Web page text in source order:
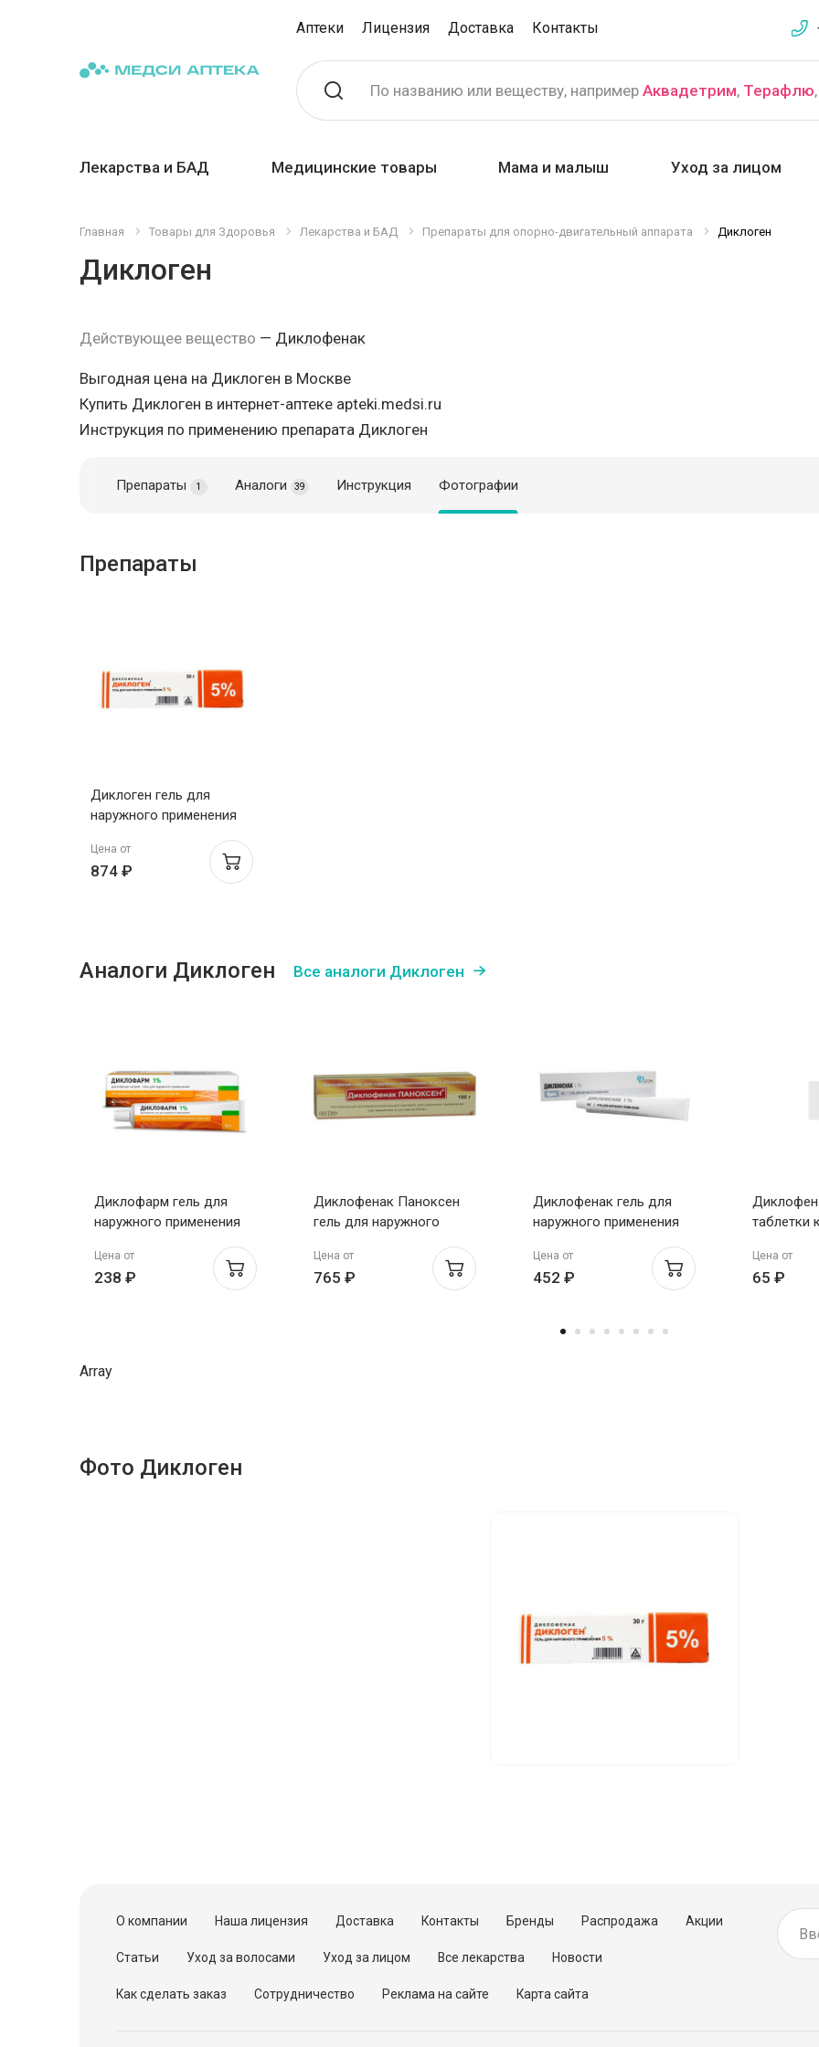
Аптеки Лицензия Доставка Контакты
По названию или веществу, например Аквадетрим, Терафлю,
Лекарства и БАД Медицинские товары Мама и малыш Уход за лицом
Главная Товары для Здоровья Лекарства и БАД Препараты для опорно-двигательный аппарата Диклоген
Диклоген
Действующее вещество — Диклофенак
Выгодная цена на Диклоген в Москве
Купить Диклоген в интернет-аптеке apteki.medsi.ru
Инструкция по применению препарата Диклоген
Препараты 1 Аналоги 39 Инструкция Фотографии
Препараты
Диклоген гель для
наружного применения
Цена от
874 ₽
Аналоги Диклоген Все аналоги Диклоген
Диклофарм гель для
наружного применения
Цена от
238 ₽
Диклофенак Паноксен
гель для наружного
Цена от
765 ₽
Диклофенак гель для
наружного применения
Цена от
452 ₽
таблетки
Цена от
65 ₽
Array
Фото Диклоген
О компании Наша лицензия Доставка Контакты Бренды Распродажа Акции
Статьи Уход за волосами Уход за лицом Все лекарства Новости
Как сделать заказ Сотрудничество Реклама на сайте Карта сайта